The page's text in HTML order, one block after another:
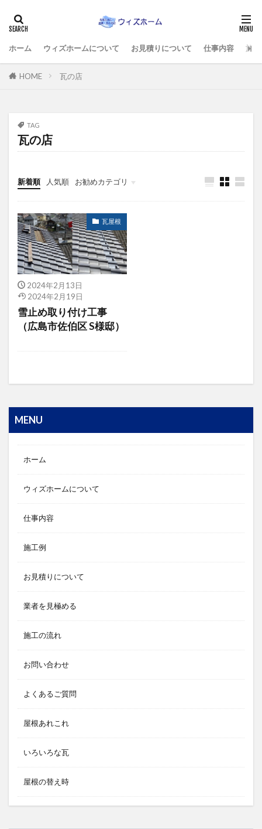
ホーム ウィズホームについて お見積りについて 仕事内容 施
HOME 瓦の店
TAG
瓦の店
新着順 人気順 お勧めカテゴリ
施工例すべて
瓦屋根
2024年2月13日
2024年2月19日
雪止め取り付け工事
（広島市佐伯区 S様邸）
MENU
ホーム
ウィズホームについて
仕事内容
施工例
お見積りについて
業者を見極める
施工の流れ
お問い合わせ
よくあるご質問
屋根あれこれ
いろいろな瓦
屋根の替え時